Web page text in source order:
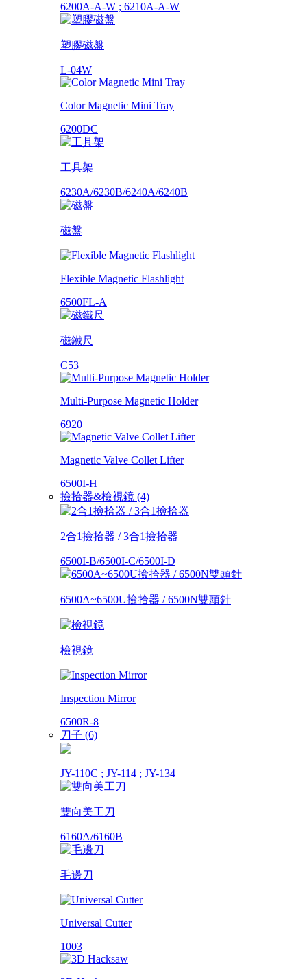
6200A-A-W ; 6210A-A-W
塑膠磁盤
L-04W
Color Magnetic Mini Tray
6200DC
工具架
6230A/6230B/6240A/6240B
磁盤
Flexible Magnetic Flashlight
6500FL-A
磁鐵尺
C53
Multi-Purpose Magnetic Holder
6920
Magnetic Valve Collet Lifter
6500I-H
撿拾器&檢視鏡 (4)
2合1撿拾器 / 3合1撿拾器
6500I-B/6500I-C/6500I-D
6500A~6500U撿拾器 / 6500N雙頭針
檢視鏡
Inspection Mirror
6500R-8
刀子 (6)
JY-110C ; JY-114 ; JY-134
雙向美工刀
6160A/6160B
毛邊刀
Universal Cutter
1003